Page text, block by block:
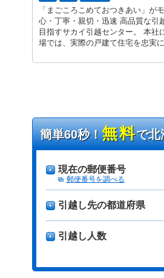
「まごころこめておつきあい」が
心・丁寧・親切・迅速 高品質な引
目指すサカイ引越センター。 本社
場では、実際の戸建て住宅を忠実
簡単60秒！無料で北
現在の郵便番号
郵便番号を調べる
引越し先の都道府県
引越し人数